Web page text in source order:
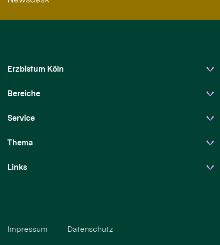
Erzbistum Köln
Bereiche
Service
Thema
Links
Impressum Datenschutz